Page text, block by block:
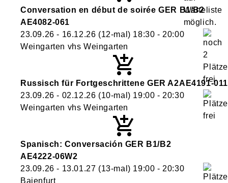
Conversation en début de soirée GER B1/B2
AE4082-061
23.09.26 - 16.12.26 (12-mal) 18:30 - 20:00
Weingarten vhs Weingarten
Russisch für Fortgeschrittene GER A2AE4191-011
23.09.26 - 02.12.26 (10-mal) 19:00 - 20:30
Weingarten vhs Weingarten
Spanisch: Conversación GER B1/B2
AE4222-06W2
23.09.26 - 13.01.27 (13-mal) 19:00 - 20:30
Baienfurt